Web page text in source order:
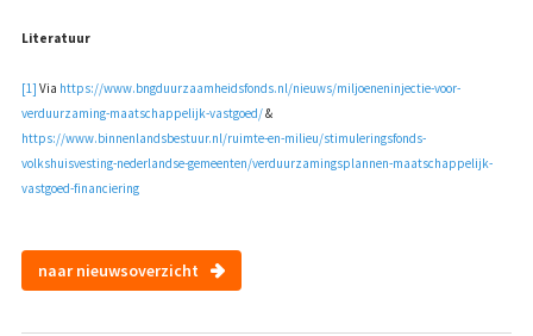
Literatuur
[1] Via https://www.bngduurzaamheidsfonds.nl/nieuws/miljoeneninjectie-voor-
verduurzaming-maatschappelijk-vastgoed/&
https://www.binnenlandsbestuur.nl/ruimte-en-milieu/stimuleringsfonds-
volkshuisvesting-nederlandse-gemeenten/verduurzamingsplannen-maatschappelijk-
vastgoed-financiering
naar nieuwsoverzicht